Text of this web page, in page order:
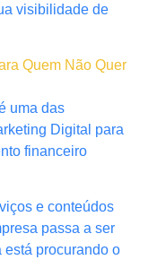
visibilidade de
Quem Não Quer
uma das
Digital para
financeiro
e conteúdos
passa a ser
está procurando o